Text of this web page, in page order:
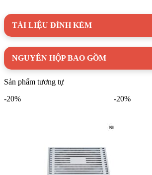
TÀI LIỆU ĐÍNH KÈM
NGUYÊN HỘP BAO GỒM
Sản phẩm tương tự
-20%
-20%